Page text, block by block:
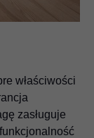
właściwości
zasługuje